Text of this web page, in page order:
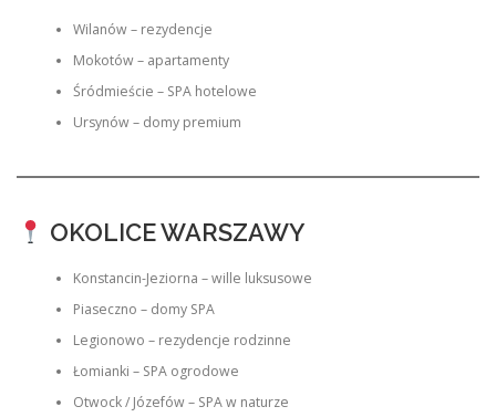
Wilanów – rezydencje
Mokotów – apartamenty
Śródmieście – SPA hotelowe
Ursynów – domy premium
OKOLICE WARSZAWY
Konstancin-Jeziorna – wille luksusowe
Piaseczno – domy SPA
Legionowo – rezydencje rodzinne
Łomianki – SPA ogrodowe
Otwock / Józefów – SPA w naturze